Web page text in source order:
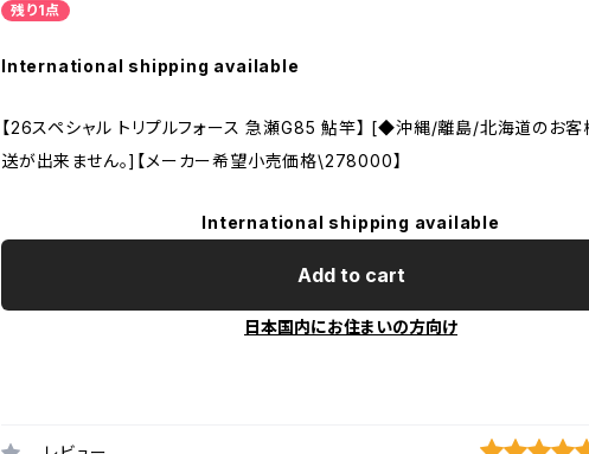
残り1点
International shipping available
【26スペシャル トリプルフォース 急瀬G85 鮎竿】 [◆沖縄/離島/北海道のお客
送が出来ません。]【メーカー希望小売価格\278000】
International shipping available
Add to cart
日本国内にお住まいの方向け